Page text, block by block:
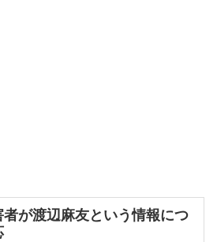
が渡辺麻友という情報につ